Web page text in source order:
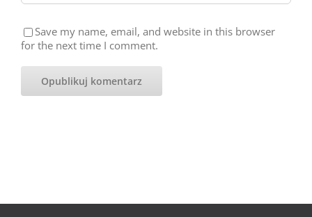
Save my name, email, and website in this browser
for the next time I comment.